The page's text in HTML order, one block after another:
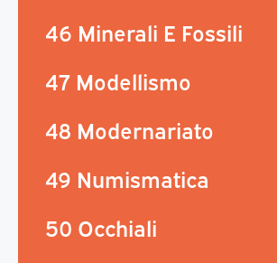
46 Minerali E Fossili
47 Modellismo
48 Modernariato
49 Numismatica
50 Occhiali